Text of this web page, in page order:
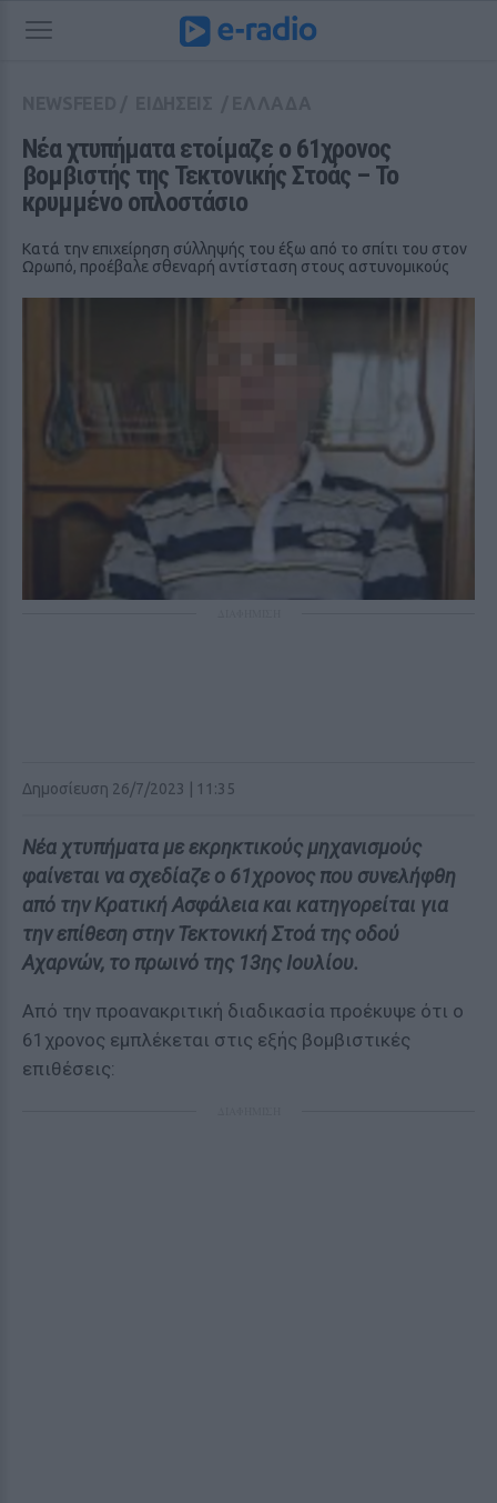
Νέα χτυπήματα ετοίμαζε ο 61χρονος
βομβιστής της Τεκτονικής Στοάς – Το
κρυμμένο οπλοστάσιο
Κατά την επιχείρηση σύλληψής του έξω από το σπίτι του στον
Ωρωπό, προέβαλε σθεναρή αντίσταση στους αστυνομικούς
Δημοσίευση 26/7/2023 | 11:35
Νέα χτυπήματα με εκρηκτικούς μηχανισμούς
φαίνεται να σχεδίαζε ο 61χρονος που συνελήφθη
από την Κρατική Ασφάλεια και κατηγορείται για
την επίθεση στην Τεκτονική Στοά της οδού
Αχαρνών, το πρωινό της 13ης Ιουλίου.
Από την προανακριτική διαδικασία προέκυψε ότι ο
61χρονος εμπλέκεται στις εξής βομβιστικές
επιθέσεις: